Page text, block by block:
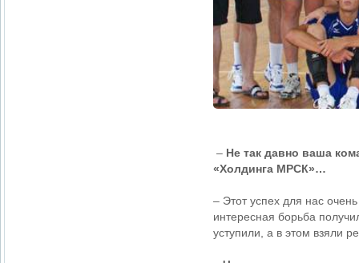
– Не так давно ваша
«Холдинга МРСК»…
– Этот успех для нас
интересная борьба
уступили, а в этом взяли